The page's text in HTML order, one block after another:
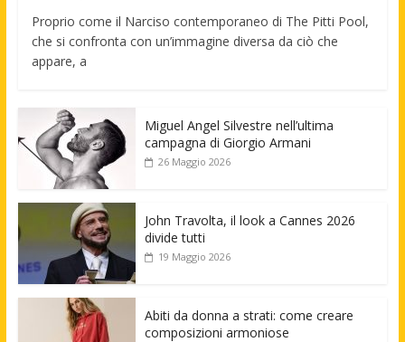
Proprio come il Narciso contemporaneo di The Pitti Pool,
che si confronta con un’immagine diversa da ciò che
appare, a
Miguel Angel Silvestre nell’ultima
campagna di Giorgio Armani
26 Maggio 2026
John Travolta, il look a Cannes 2026
divide tutti
19 Maggio 2026
Abiti da donna a strati: come creare
composizioni armoniose